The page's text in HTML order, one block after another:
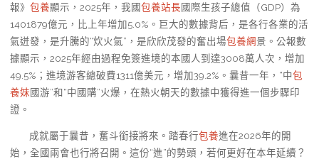
報》 包養顯示，2025年，我國包養站長國際生孩子總值（GDP）為
1401879億元，比上年增加5.0%。巨大的數據背后，是各行各業的活
氣迸發，是升騰的“炊火氣”，是欣欣茂發的奮出場包養網景。公報數
據顯示，2025年經由過程免簽進境的本國人到達3008萬人次，增加
49.5%；進境游客總破費1311億美元，增加39.2%。曩昔一年，“中包
養妹國游”和“中國購”火爆，在熱火朝天的數據中獲得進一個步驟印
證。
成就屬于曩昔，奮斗銜接將來。踏春行包養進在2026年的開
始，全國兩會也行將召開。這份“進”的勢頭，若何更好在本年延續？